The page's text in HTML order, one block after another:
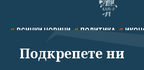
ВСИЧКИ НОВИНИ ПОЛИТИКА
СПОРТ КУЛТУРА ТЕХНОЛОГИИ
Подкрепете ни